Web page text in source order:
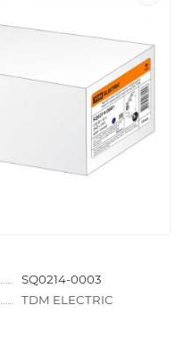
SQ0214-0003
TDM ELECTRIC